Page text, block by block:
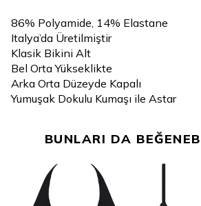
86% Polyamide, 14% Elastane
Italya’da Üretilmiştir
Klasik Bikini Alt
Bel Orta Yükseklikte
Arka Orta Düzeyde Kapalı
Yumuşak Dokulu Kumaşı ile Astar
BUNLARI DA